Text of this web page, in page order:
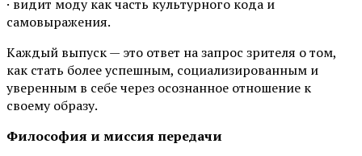
· видит моду как часть культурного кода и
самовыражения.
Каждый выпуск — это ответ на запрос зрителя о том,
как стать более успешным, социализированным и
уверенным в себе через осознанное отношение к
своему образу.
Философия и миссия передачи